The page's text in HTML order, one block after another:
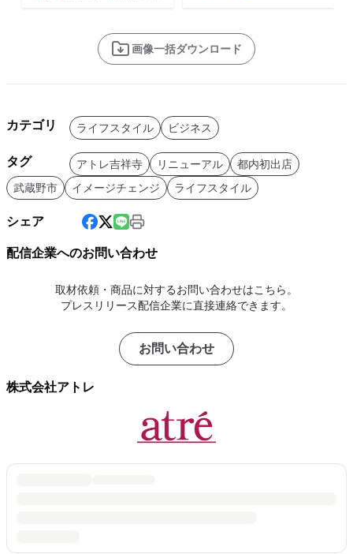
画像一括ダウンロード
カテゴリ ライフスタイル ビジネス
タグ アトレ吉祥寺 リニューアル
都内初出店
武蔵野市
イメージチェンジ ライフスタイル
シェア
配信企業へのお問い合わせ
取材依頼・商品に対するお問い合わせはこちら。
プレスリリース配信企業に直接連絡できます。
お問い合わせ
株式会社アトレ